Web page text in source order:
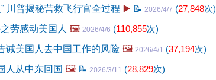
川普揭秘营救飞行官全过程 ▶️ 📝 2026/4/7 (27,848次)
劳感动美国人 🖼️ 2026/4/6 (110,855次)
诫美国人去中国工作的风险 🖼️ 2026/4/1 (37,194次)
人从中东回国 🖼️ 📝 2026/3/11 (28,829次)